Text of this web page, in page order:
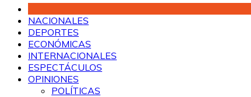
NACIONALES
DEPORTES
ECONÓMICAS
INTERNACIONALES
ESPECTÁCULOS
OPINIONES
POLÍTICAS